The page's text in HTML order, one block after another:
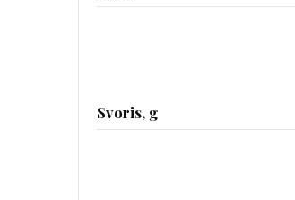
Svoris, g